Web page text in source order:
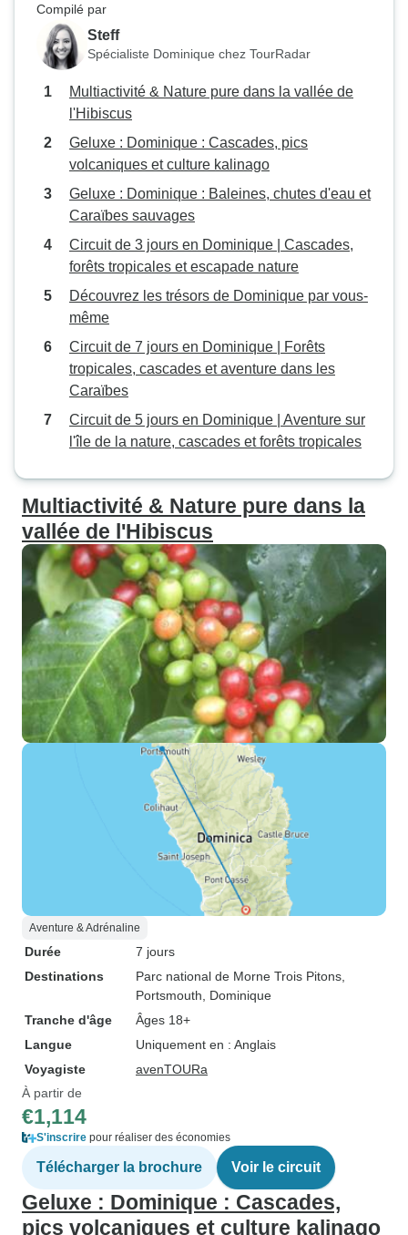
Compilé par
Steff
Spécialiste Dominique chez TourRadar
Multiactivité & Nature pure dans la vallée de
l'Hibiscus
Geluxe : Dominique : Cascades, pics
volcaniques et culture kalinago
Geluxe : Dominique : Baleines, chutes d'eau et
Caraïbes sauvages
Circuit de 3 jours en Dominique | Cascades,
forêts tropicales et escapade nature
Découvrez les trésors de Dominique par vous-
même
Circuit de 7 jours en Dominique | Forêts
tropicales, cascades et aventure dans les
Caraïbes
Circuit de 5 jours en Dominique | Aventure sur
l'île de la nature, cascades et forêts tropicales
Multiactivité & Nature pure dans la
vallée de l'Hibiscus
Aventure & Adrénaline
Durée
7 jours
Destinations
Parc national de Morne Trois Pitons
Portsmouth, Dominique
Tranche d'âge
Âges 18+
Langue
Uniquement en : Anglais
Voyagiste
avenTOURa
À partir de
€1,114
S'inscrire pour réaliser des économies
Télécharger la brochure Voir le circuit
Geluxe : Dominique : Cascades,
pics volcaniques et culture kalinago